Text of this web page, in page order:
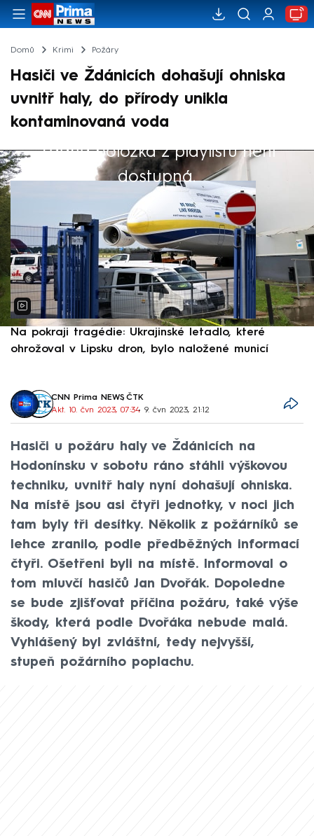
Domů Krimi Požáry
Hasiči ve Ždánicích dohašují ohniska
uvnitř haly, do přírody unikla
kontaminovaná voda
Žádná položka z playlistu není
dostupná.
Výběr redakce
Na pokraji tragédie: Ukrajinské letadlo, které
ohrožoval v Lipsku dron, bylo naložené municí
CNN Prima NEWS, ČTK
Akt. 10. čvn 2023, 07:34• 9. čvn 2023, 21:12
Hasiči u požáru haly ve Ždánicích na
Hodonínsku v sobotu ráno stáhli výškovou
techniku, uvnitř haly nyní dohašují ohniska.
Na místě jsou asi čtyři jednotky, v noci jich
tam byly tři desítky. Několik z požárníků se
lehce zranilo, podle předběžných informací
čtyři. Ošetřeni byli na místě. Informoval o
tom mluvčí hasičů Jan Dvořák. Dopoledne
se bude zjišťovat příčina požáru, také výše
škody, která podle Dvořáka nebude malá.
Vyhlášený byl zvláštní, tedy nejvyšší,
stupeň požárního poplachu.